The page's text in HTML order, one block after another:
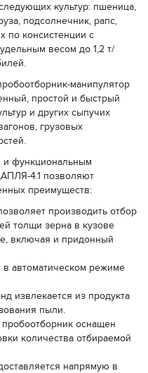
культур: пшеница,
подсолнечник, рапс,
по консистенции с
весом до 1,2 т/
манипулятор
простой и быстрый
и других сыпучих
грузовых
и функциональным
4.1 позволяют
преимуществ:
производить отбор
толщи зерна в кузове
включая и придонный
автоматическом режиме
извлекается из продукта
пыли.
пробоотборник оснащен
количества отбираемой
напрямую в